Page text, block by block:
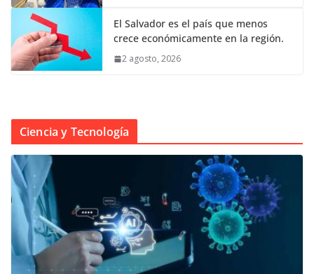
El Salvador es el país que menos
crece económicamente en la región.
2 agosto, 2026
Ciencia y Tecnología